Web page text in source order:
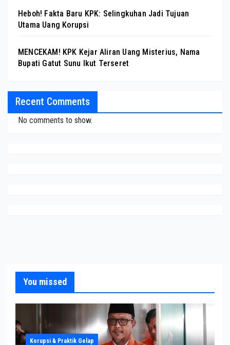
Heboh! Fakta Baru KPK: Selingkuhan Jadi Tujuan
Utama Uang Korupsi
MENCEKAM! KPK Kejar Aliran Uang Misterius, Nama
Bupati Gatut Sunu Ikut Terseret
Recent Comments
No comments to show.
You missed
Korupsi & Praktik Gelap